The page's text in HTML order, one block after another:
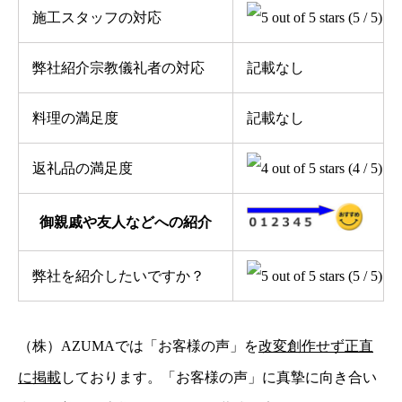
施工スタッフの対応 (5 / 5)
弊社紹介宗教儀礼者の対応 記載なし
料理の満足度 記載なし
返礼品の満足度 (4 / 5)
御親戚や友人などへの紹介
弊社を紹介したいですか？ (5 / 5)
（株）AZUMAでは「お客様の声」を改変創作せず正直
に掲載しております。「お客様の声」に真摯に向き合い